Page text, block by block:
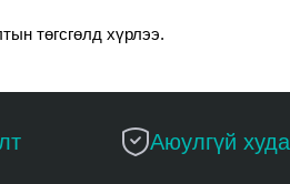
төгсгөлд хүрлээ.
Аюулгүй